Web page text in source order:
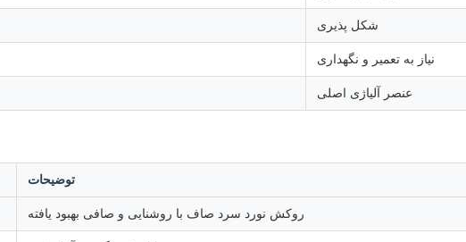
شکل پذیری
نیاز به تعمیر و نگهداری
عنصر آلیاژی اصلی
توضیحات
روکش نورد سرد صاف با روشنایی و صافی بهبود یافته